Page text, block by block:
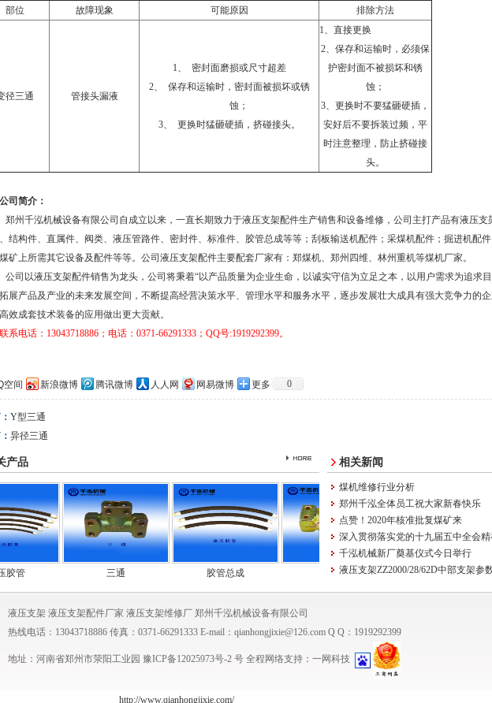
部位
故障现象 可能原因 排除方法
径三通 管接头漏液
1、
密封面磨损或尺寸超差
2、
保存和运输时，密封面被损坏或锈
蚀；
3、
更换时猛砸硬插，挤碰接头。
1、直接更换
2、保存和运输时，必须保
护密封面不被损坏和锈
蚀；
3、更换时不要猛砸硬插，
安好后不要拆装过频，平
时注意整理，防止挤碰接
头。
公司简介：
郑州千泓机械设备有限公司自成立以来，一直长期致力于液压支架配件生产销售和设备维修，公司主打产品有液压支
结构件、直属件、阀类、液压管路件、密封件、标准件、胶管总成等等；刮板输送机配件；采煤机配件；掘进机配
矿上所需其它设备及配件等等。公司液压支架配件主要配套厂家有：郑煤机、郑州四维、林州重机等煤机厂家。
公司以液压支架配件销售为龙头，公司将秉着“以产品质量为企业生命，以诚实守信为立足之本，以用户需求为追求目
展产品及产业的未来发展空间，不断提高经营决策水平、管理水平和服务水平，逐步发展壮大成具有强大竞争力的
效成套技术装备的应用做出更大贡献。
系电话： 13043718886；电话：0371-66291333； QQ号:1919292399。
空间 新浪微博 腾讯微博 人人网 网易微博 更多 0
Y型三通
异径三通
产品
三通 胶管总成 芯子
相关新闻
煤机维修行业分析
郑州千泓全体员工祝大家新春快乐
点赞！2020年核准批复煤矿来
深入贯彻落实党的十九届五中全会精
千泓机械新厂奠基仪式今日举行
液压支架ZZ2000/28/62D中部支架参
液压支架 液压支架配件厂家 液压支架维修厂 郑州千泓机械设备有限公司
热线电话：13043718886 传真：0371-66291333 E-mail：qianhongjixie@126.com Q Q：1919292399
地址：河南省郑州市荥阳工业园 豫ICP备12025973号-2 号 全程网络支持： 一网科技
http://www.qianhongjixie.com/